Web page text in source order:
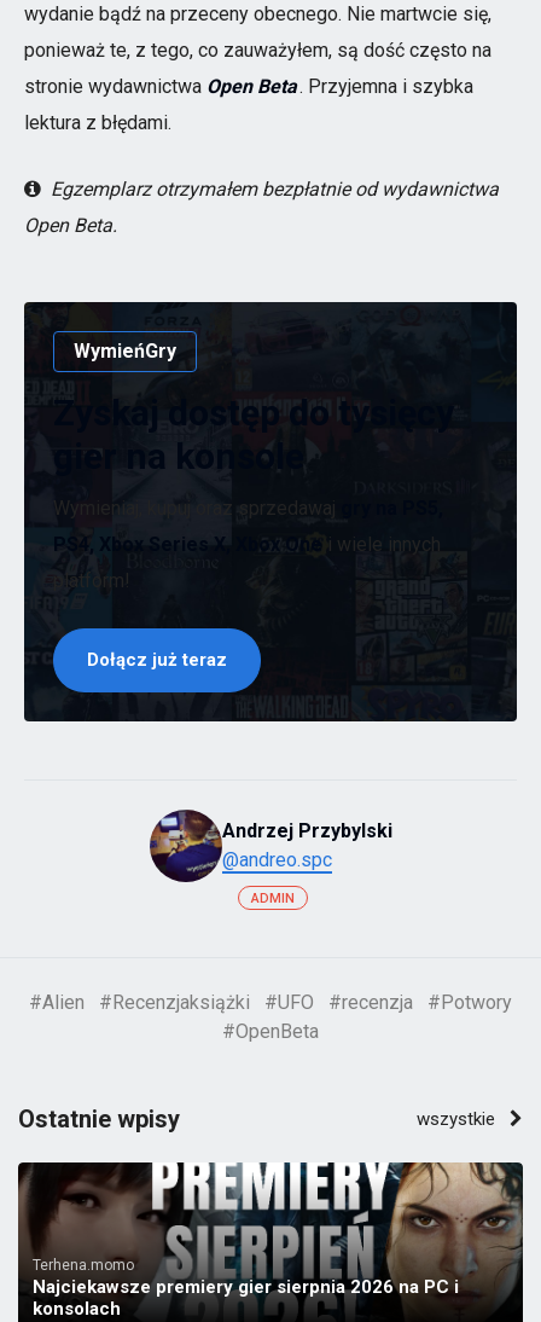
wydanie bądź na przeceny obecnego. Nie martwcie się,
ponieważ te, z tego, co zauważyłem, są dość często na
stronie wydawnictwa Open Beta. Przyjemna i szybka
lektura z błędami.
Egzemplarz otrzymałem bezpłatnie od wydawnictwa
Open Beta.
WymieńGry
Zyskaj dostęp do tysięcy
gier na konsole
Wymieniaj, kupuj oraz sprzedawaj
PS4, Xbox Series X, Xbox One i wiele innych
platform!
Dołącz już teraz
Andrzej Przybylski
@andreo.spc
ADMIN
#Alien #Recenzjaksiążki #UFO #recenzja
#Potwory
#OpenBeta
Ostatnie wpisy wszystkie
Terhena.momo
Najciekawsze premiery gier sierpnia 2026 na PC i
konsolach